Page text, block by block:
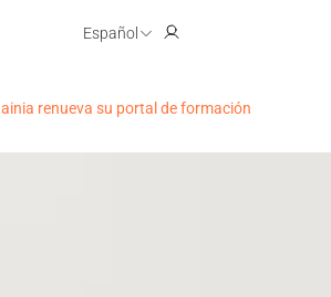
Español
ainia renueva su portal de formación